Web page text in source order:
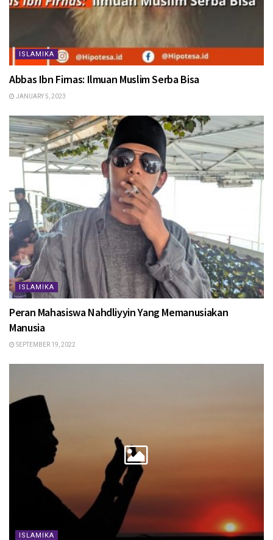
ISLAMIKA
Abbas Ibn Firnas: Ilmuan Muslim Serba Bisa
JANUARY 5, 2023
ISLAMIKA
Peran Mahasiswa Nahdliyyin Yang Memanusiakan
Manusia
SEPTEMBER 19, 2022
ISLAMIKA